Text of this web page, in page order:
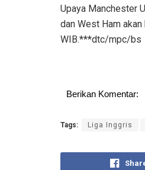
Upaya Manchester
dan West Ham
WIB.***dtc/mpc/bs
Berikan Komentar:
Tags: Liga Inggris